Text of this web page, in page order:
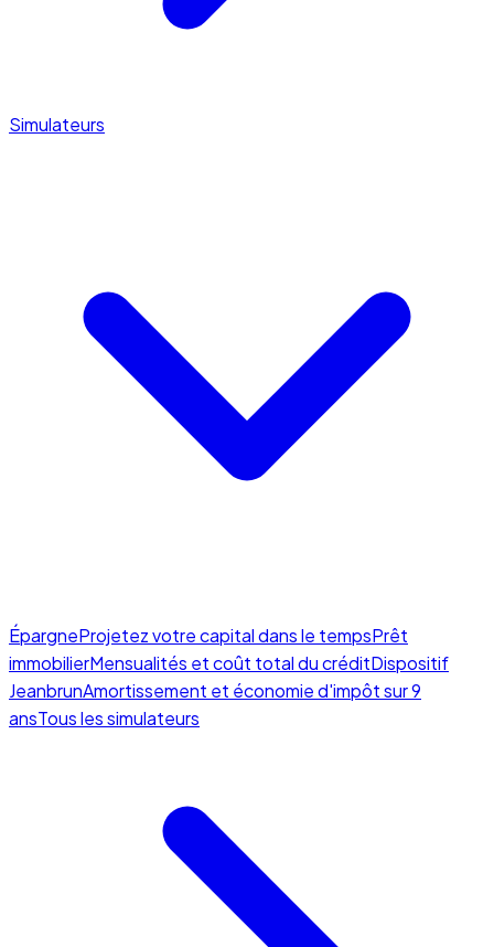
Simulateurs
ÉpargneProjetez votre capital dans le tempsPrêt
immobilierMensualités et coût total du créditDispositif
JeanbrunAmortissement et économie d'impôt sur 9
ansTous les simulateurs